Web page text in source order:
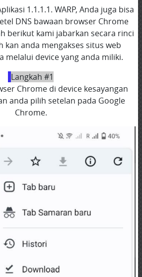
1.1.1.1. WARP, Anda juga bisa
DNS bawaan browser Chrome
berikut kami jabarkan secara rinci
kan anda mengakses situs web
melalui device yang anda miliki.
Langkah #1
Chrome di device kesayangan
anda pilih setelan pada Google
Chrome.